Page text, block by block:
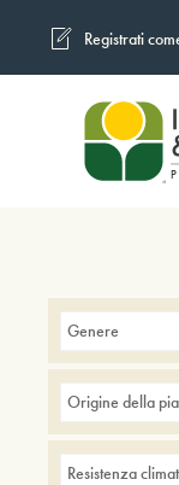
Skip to main
Registrati
Genere
Origine della
Resistenza